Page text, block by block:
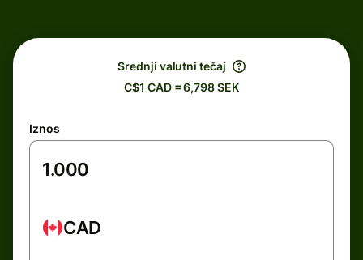
Srednji valutni tečaj
C$1 CAD = 6,798 SEK
Iznos
CAD